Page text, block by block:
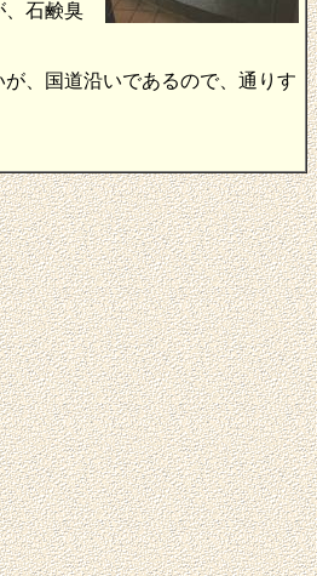
、石鹸臭
、国道沿いであるので、通りす